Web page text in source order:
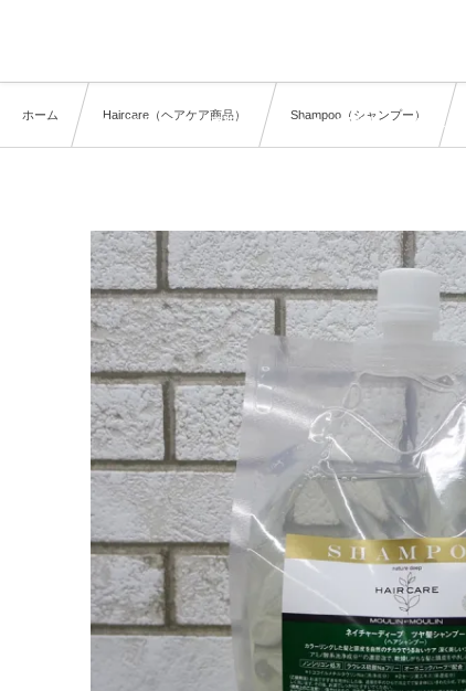
トップページ 更新履歴 よくある質問 メニュー表
ホーム Haircare（ヘアケア商品） Shampoo（シャンプー）